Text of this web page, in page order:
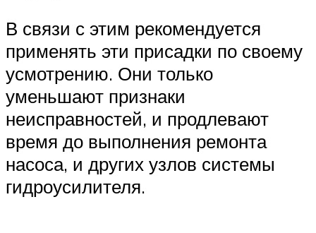
В связи с этим рекомендуется
применять эти присадки по своему
усмотрению. Они только
уменьшают признаки
неисправностей, и продлевают
время до выполнения ремонта
насоса, и других узлов системы
гидроусилителя.